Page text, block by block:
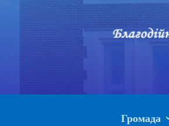
Громада